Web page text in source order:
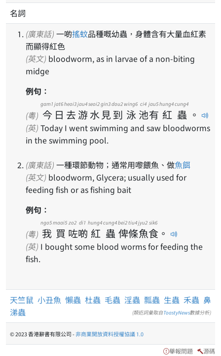
名詞
(廣東話) 一啲搖蚊品種嘅幼蟲，身體含有大量血紅素
而顯得紅色
(英文)
midge
例句：
(粵) 今
gam1
日
jat6
去
heoi3
游
jau4
水
seoi2
見
gin3
到
dou2
泳
wing6
池
ci4
有
jau5
紅
hung4
蟲
cung4
。
(英) Today I went swimming and saw bloodworms
in the swimming pool.
(廣東話) 一種環節動物；通常用嚟餵魚、做魚餌
(英文)
feeding fish or as fishing bait
例句：
(粵) 我
ngo5
買
maai5
咗
zo2
啲
di1
紅
hung4
蟲
cung4
俾
bei2
條
tiu4
魚
jyu2
食
sik6
。
(英) I bought some blood worms for feeding the
fish.
天竺鼠 小丑魚 懶蟲 杜蟲 毛蟲 淫蟲 瓢蟲 生蟲 禾蟲 鼻
涕蟲
(類近詞彙取自ToastyNews數據分析)
© 2023 香港辭書有限公司 -非商業開放資料授權協議 1.0
舉報問題 源碼